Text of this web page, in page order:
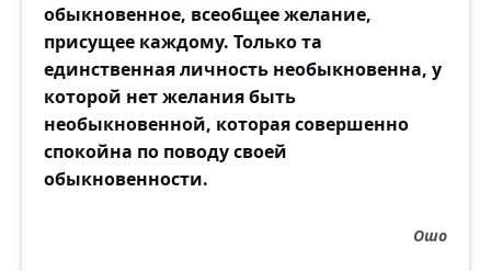
обыкновенное, всеобщее желание,
присущее каждому. Только та
единственная личность необыкновенна, у
которой нет желания быть
необыкновенной, которая совершенно
спокойна по поводу своей
обыкновенности.
Ошо